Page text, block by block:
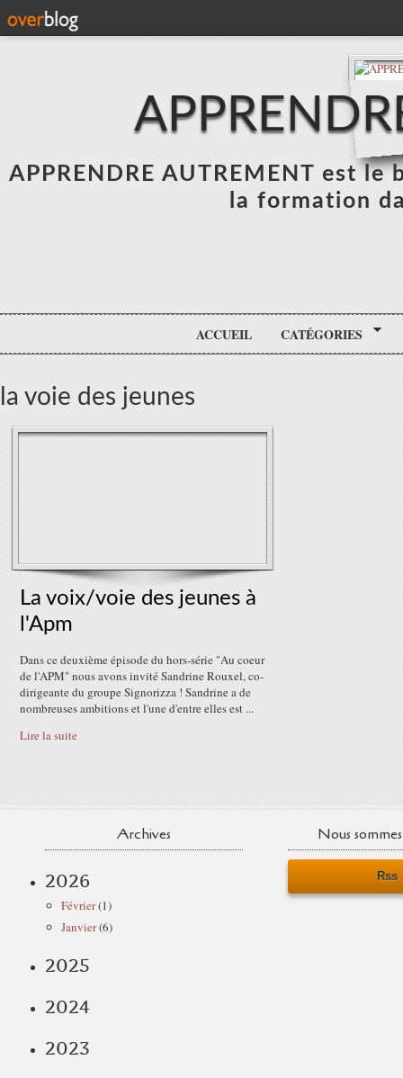
APPRENDRE AUTREMENT est
la formation
ACCUEIL CATÉGORIES
la voie des jeunes
La voix/voie des jeunes à
l'Apm
Dans ce deuxième épisode du hors-série "Au coeur
de l'APM" nous avons invité Sandrine Rouxel, co-
dirigeante du groupe Signorizza ! Sandrine a de
nombreuses ambitions et l'une d'entre elles est ...
Lire la suite
Archives
2026
Février(1)
Janvier(6)
2025
2024
2023
Nous
Rss